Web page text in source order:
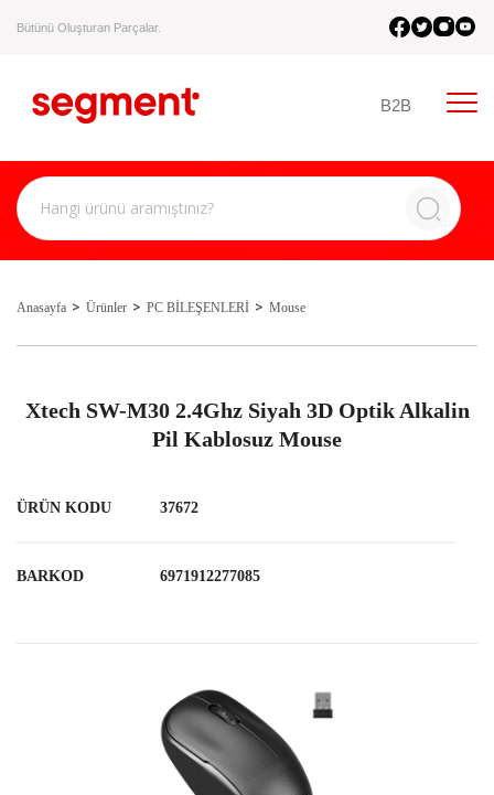
Bütünü Oluşturan Parçalar.
B2B
Anasayfa Ürünler PC BİLEŞENLERİ Mouse
Xtech SW-M30 2.4Ghz Siyah 3D Optik Alkalin
Pil Kablosuz Mouse
ÜRÜN KODU 37672
BARKOD 6971912277085